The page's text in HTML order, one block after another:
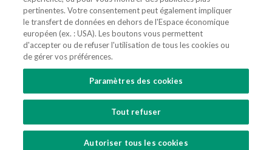
Paramètres des cookies
Utilisation Frauduleuse du Nom/Brand
SUIVEZ-NOUS
Advogados e Consultores, SP RL. Todos os direitos reservados.
Created by
SOFTWAY
pertinentes. Votre consentement peut également impliquer
le transfert de données en dehors de l'Espace économique
européen (ex. : USA). Les boutons vous permettent
d'accepter ou de refuser l'utilisation de tous les cookies ou
de gérer vos préférences.
Paramètres des cookies
Tout refuser
Autoriser tous les cookies